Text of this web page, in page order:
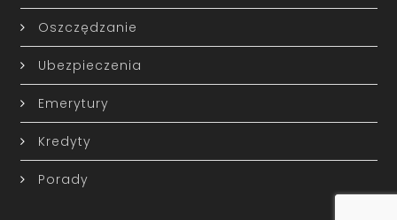
Oszczędzanie
Ubezpieczenia
Emerytury
Kredyty
Porady